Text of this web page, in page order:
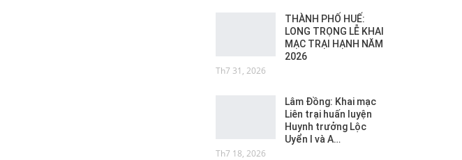
THÀNH PHỐ HUẾ:
LONG TRỌNG LỄ KHAI
MẠC TRẠI HẠNH NĂM
2026
Th7 31, 2026
Lâm Đồng: Khai mạc
Liên trại huấn luyện
Huynh trưởng Lộc
Uyển I và A…
Th7 18, 2026